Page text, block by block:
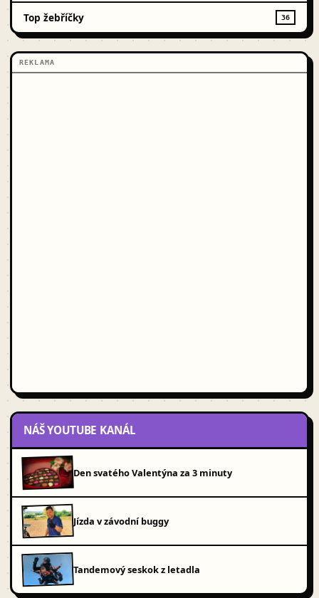
Top žebříčky 36
REKLAMA
NÁŠ YOUTUBE KANÁL
Den svatého Valentýna za 3 minuty
Jízda v závodní buggy
Tandemový seskok z letadla